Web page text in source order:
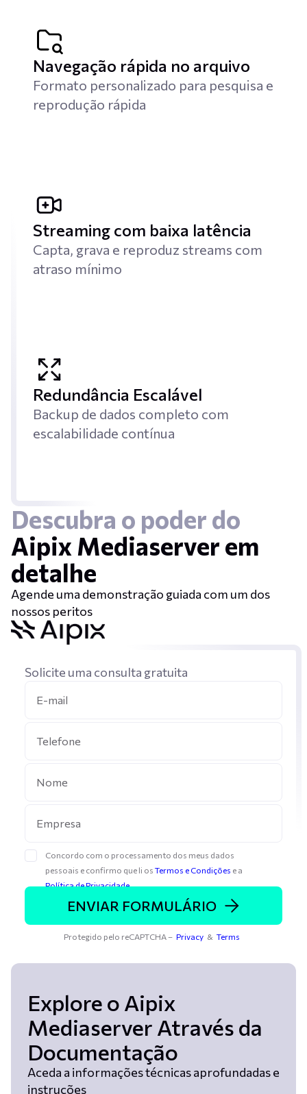
Navegação rápida no arquivo
Formato personalizado para pesquisa e
reprodução rápida
Streaming com baixa latência
Capta, grava e reproduz streams com
atraso mínimo
Redundância Escalável
Backup de dados completo com
escalabilidade contínua
Descubra o poder do
Aipix Mediaserver em
detalhe
Agende uma demonstração guiada com um dos
nossos peritos
Solicite uma consulta gratuita
Concordo com o processamento dos meus dados
pessoais e confirmo que li os Termos e Condições e a
Política de Privacidade.
ENVIAR FORMULÁRIO
Protegido pelo reCAPTCHA – Privacy & Terms
Explore o Aipix
Mediaserver Através da
Documentação
Aceda a informações técnicas aprofundadas e
instruções